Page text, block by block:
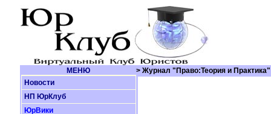
МЕНЮ
> Журнал "Право:Теория и Практика"
Новости
НП ЮрКлуб
ЮрВики